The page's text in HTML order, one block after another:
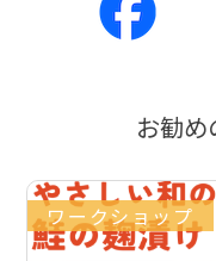
お勧
ワークショップ